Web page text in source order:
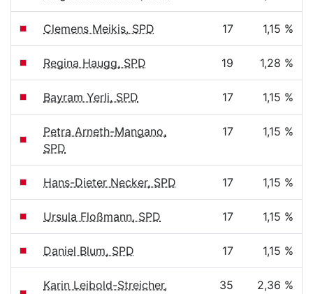
Clemens Meikis, SPD 17 1,15 %
Regina Haugg, SPD 19 1,28 %
Bayram Yerli, SPD 17 1,15 %
Petra Arneth-Mangano,
SPD
17 1,15 %
Hans-Dieter Necker, SPD 17 1,15 %
Ursula Floßmann, SPD 17 1,15 %
Daniel Blum, SPD 17 1,15 %
Karin Leibold-Streicher,
35 2,36 %